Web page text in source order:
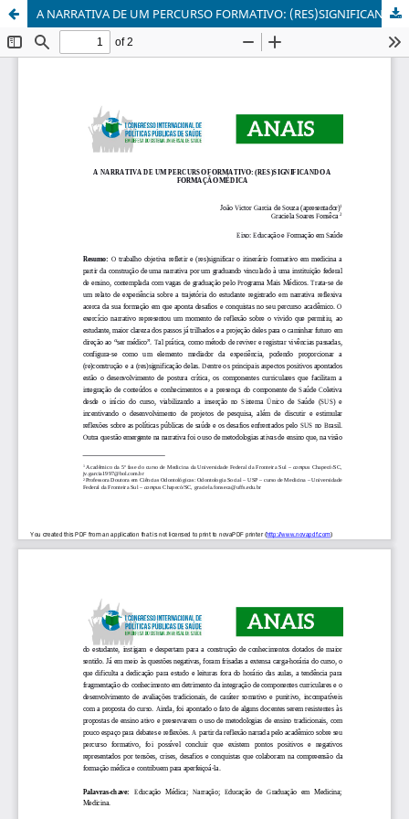
A NARRATIVA DE UM PERCURSO FORMATIVO: (RES)SIGNIFICANDO A FORMAÇÃO MÉDICA